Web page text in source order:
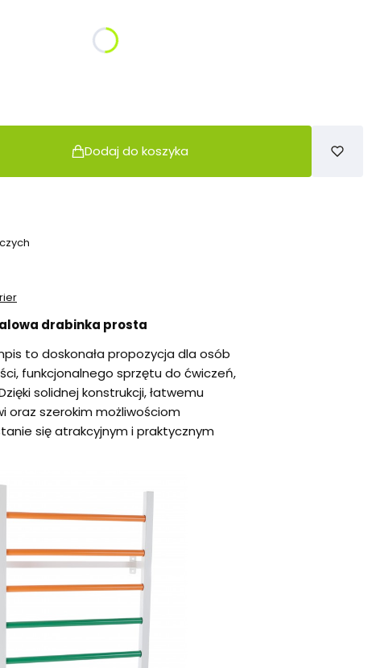
Dodaj do koszyka
drabinka prosta
to doskonała propozycja dla osób
funkcjonalnego sprzętu do ćwiczeń,
solidnej konstrukcji, łatwemu
oraz szerokim możliwościom
się atrakcyjnym i praktycznym